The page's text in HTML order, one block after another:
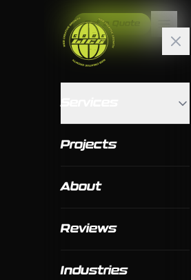
Get a Quote
Projects
About
Reviews
Industries